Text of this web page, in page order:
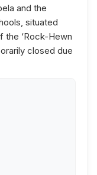
and the
situated
the ‘Rock-Hewn
closed due